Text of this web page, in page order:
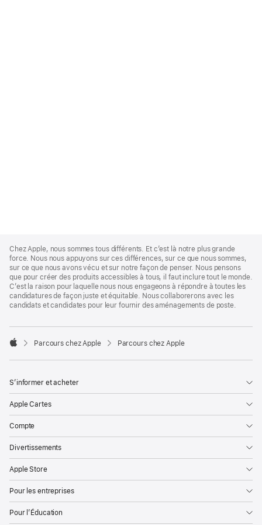
Footer
Chez Apple, nous sommes tous différents. Et c’est là notre plus grande
force. Nous nous appuyons sur ces différences, sur ce que nous sommes,
sur ce que nous avons vécu et sur notre façon de penser. Nous pensons
que pour créer des produits accessibles à tous, il faut inclure tout le monde.
C’est la raison pour laquelle nous nous engageons à répondre à toutes les
candidatures de façon juste et équitable. Nous collaborerons avec les
candidats et candidates pour leur fournir des aménagements de poste.

Parcours chez Apple Parcours chez Apple
S’informer et acheter
Apple Cartes
Compte
Divertissements
Apple Store
Pour les entreprises
Pour l’Éducation